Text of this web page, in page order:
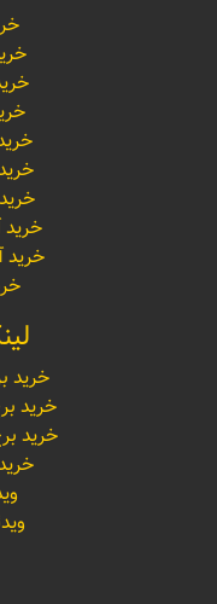
خرید
خرید
خرید
خرید
خرید